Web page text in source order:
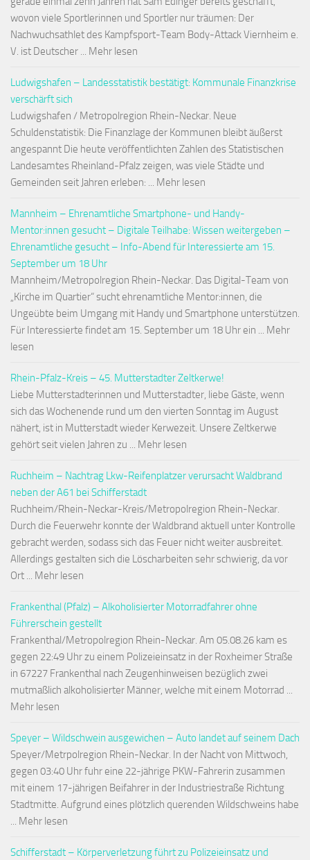
wovon viele Sportlerinnen und Sportler nur träumen: Der
Nachwuchsathlet des Kampfsport-Team Body-Attack Viernheim e.
V. ist Deutscher ... Mehr lesen
Ludwigshafen – Landesstatistik bestätigt: Kommunale Finanzkrise
verschärft sich
Ludwigshafen / Metropolregion Rhein-Neckar. Neue
Schuldenstatistik: Die Finanzlage der Kommunen bleibt äußerst
angespannt Die heute veröffentlichten Zahlen des Statistischen
Landesamtes Rheinland-Pfalz zeigen, was viele Städte und
Gemeinden seit Jahren erleben: ... Mehr lesen
Mannheim – Ehrenamtliche Smartphone- und Handy-
Mentor:innen gesucht – Digitale Teilhabe: Wissen weitergeben –
Ehrenamtliche gesucht – Info-Abend für Interessierte am 15.
September um 18 Uhr
Mannheim/Metropolregion Rhein-Neckar. Das Digital-Team von
„Kirche im Quartier“ sucht ehrenamtliche Mentor:innen, die
Ungeübte beim Umgang mit Handy und Smartphone unterstützen.
Für Interessierte findet am 15. September um 18 Uhr ein ... Mehr
lesen
Rhein-Pfalz-Kreis – 45. Mutterstadter Zeltkerwe!
Liebe Mutterstadterinnen und Mutterstadter, liebe Gäste, wenn
sich das Wochenende rund um den vierten Sonntag im August
nähert, ist in Mutterstadt wieder Kerwezeit. Unsere Zeltkerwe
gehört seit vielen Jahren zu ... Mehr lesen
Ruchheim – Nachtrag Lkw-Reifenplatzer verursacht Waldbrand
neben der A61 bei Schifferstadt
Ruchheim/Rhein-Neckar-Kreis/Metropolregion Rhein-Neckar.
Durch die Feuerwehr konnte der Waldbrand aktuell unter Kontrolle
gebracht werden, sodass sich das Feuer nicht weiter ausbreitet.
Allerdings gestalten sich die Löscharbeiten sehr schwierig, da vor
Ort ... Mehr lesen
Frankenthal (Pfalz) – Alkoholisierter Motorradfahrer ohne
Führerschein gestellt
Frankenthal/Metropolregion Rhein-Neckar. Am 05.08.26 kam es
gegen 22:49 Uhr zu einem Polizeieinsatz in der Roxheimer Straße
in 67227 Frankenthal nach Zeugenhinweisen bezüglich zwei
mutmaßlich alkoholisierter Männer, welche mit einem Motorrad ...
Mehr lesen
Speyer – Wildschwein ausgewichen – Auto landet auf seinem Dach
Speyer/Metrpolregion Rhein-Neckar. In der Nacht von Mittwoch,
gegen 03:40 Uhr fuhr eine 22-jährige PKW-Fahrerin zusammen
mit einem 17-jährigen Beifahrer in der Industriestraße Richtung
Stadtmitte. Aufgrund eines plötzlich querenden Wildschweins habe
... Mehr lesen
Schifferstadt – Körperverletzung führt zu Polizeieinsatz und